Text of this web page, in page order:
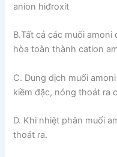
anion hiđroxit
B.Tất cả các muối
hòa toàn thành cation
C. Dung dịch muối
kiềm đặc, nóng thoát ra
D. Khi nhiệt phân muối
thoát ra.